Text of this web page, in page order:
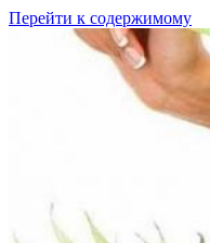
Перейти к содержимому